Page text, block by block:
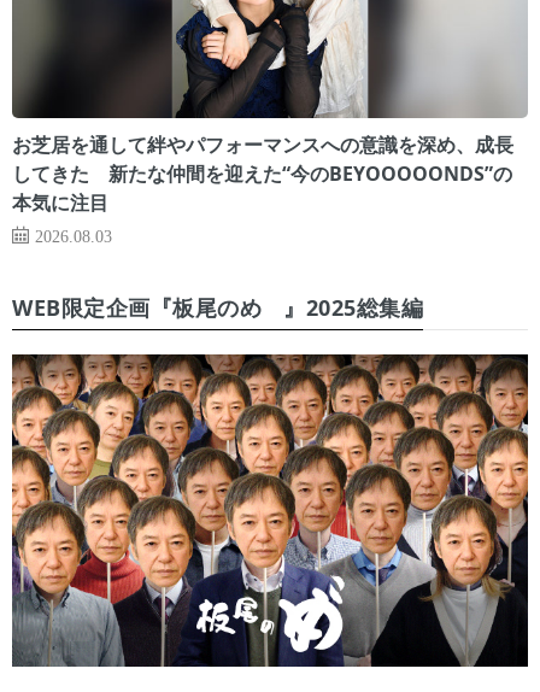
お芝居を通して絆やパフォーマンスへの意識を深め、成長
してきた 新たな仲間を迎えた“今のBEYOOOOONDS”の
本気に注目
2026.08.03
WEB限定企画『板尾のめ゙』2025総集編